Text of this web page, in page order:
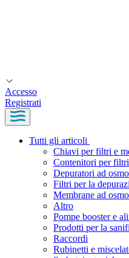
Accesso
Registrati
Tutti gli articoli
Chiavi per filtri e
Contenitori per filtri
Depuratori ad
Filtri per la
Membrane ad
Altro
Pompe booster e
Prodotti per la
Raccordi
Rubinetti e